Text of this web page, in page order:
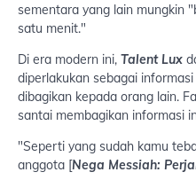
sementara yang lain mungkin
satu menit."
Di era modern ini, Talent Lux
diperlakukan sebagai
dibagikan kepada orang lain.
santai membagikan informasi
"Seperti yang sudah kamu
anggota [Nega Messiah: